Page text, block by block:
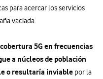
para acercar los servicios
vaciada.
5G en frecuencias
a núcleos de población
o resultaría inviable por la